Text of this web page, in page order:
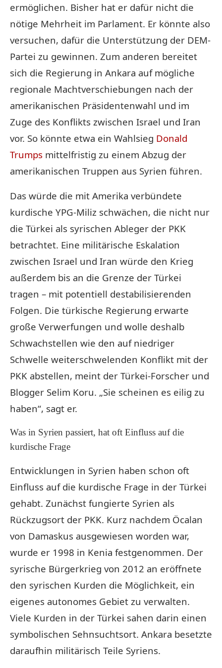
ermöglichen. Bisher hat er dafür nicht die
nötige Mehrheit im Parlament. Er könnte also
versuchen, dafür die Unterstützung der DEM-
Partei zu gewinnen. Zum anderen bereitet
sich die Regierung in Ankara auf mögliche
regionale Machtverschiebungen nach der
amerikanischen Präsidentenwahl und im
Zuge des Konflikts zwischen Israel und Iran
vor. So könnte etwa ein Wahlsieg Donald
Trumps mittelfristig zu einem Abzug der
amerikanischen Truppen aus Syrien führen.
Das würde die mit Amerika verbündete
kurdische YPG-Miliz schwächen, die nicht nur
die Türkei als syrischen Ableger der PKK
betrachtet. Eine militärische Eskalation
zwischen Israel und Iran würde den Krieg
außerdem bis an die Grenze der Türkei
tragen – mit potentiell destabilisierenden
Folgen. Die türkische Regierung erwarte
große Verwerfungen und wolle deshalb
Schwachstellen wie den auf niedriger
Schwelle weiterschwelenden Konflikt mit der
PKK abstellen, meint der Türkei-Forscher und
Blogger Selim Koru. „Sie scheinen es eilig zu
haben“, sagt er.
Was in Syrien passiert, hat oft Einfluss auf die
kurdische Frage
Entwicklungen in Syrien haben schon oft
Einfluss auf die kurdische Frage in der Türkei
gehabt. Zunächst fungierte Syrien als
Rückzugsort der PKK. Kurz nachdem Öcalan
von Damaskus ausgewiesen worden war,
wurde er 1998 in Kenia festgenommen. Der
syrische Bürgerkrieg von 2012 an eröffnete
den syrischen Kurden die Möglichkeit, ein
eigenes autonomes Gebiet zu verwalten.
Viele Kurden in der Türkei sahen darin einen
symbolischen Sehnsuchtsort. Ankara besetzte
daraufhin militärisch Teile Syriens.